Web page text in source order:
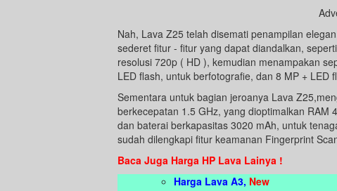
Nah, Lava Z25 telah disemati penampilan
sederet fitur - fitur yang dapat diandalkan,
resolusi 720p ( HD ), kemudian menampakan
LED flash, untuk berfotografie, dan 8 MP +
Sementara untuk bagian jeroanya Lava
berkecepatan 1.5 GHz, yang dioptimalkan RAM
dan baterai berkapasitas 3020 mAh, untuk
sudah dilengkapi fitur keamanan Fingerprint
Baca Juga Harga HP Lava Lainya !
Harga Lava A3, New